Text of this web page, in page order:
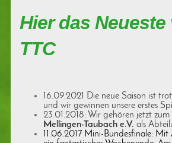
Hier das Neueste
TTC
16.09.2021 Die neue Saison ist
und wir gewinnen unsere erstes
23.01.2018: Wir gehören jetzt zum
Mellingen-Taubach e.V. als
11.06.2017 Mini-Bundesfinale: